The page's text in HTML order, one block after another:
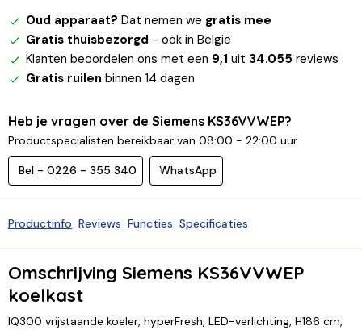
Oud apparaat? Dat nemen we gratis mee
Gratis thuisbezorgd - ook in België
Klanten beoordelen ons met een 9,1 uit 34.055 reviews
Gratis ruilen binnen 14 dagen
Heb je vragen over de Siemens KS36VVWEP?
Productspecialisten bereikbaar van 08:00 - 22:00 uur
Bel - 0226 - 355 340 WhatsApp
Productinfo Reviews Functies Specificaties
Omschrijving Siemens KS36VVWEP
koelkast
IQ300 vrijstaande koeler, hyperFresh, LED-verlichting, H186 cm,